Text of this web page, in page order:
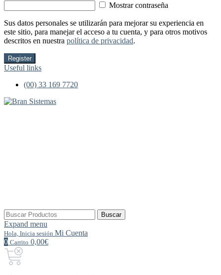
Mostrar contraseña
Sus datos personales se utilizarán para mejorar su experiencia en
este sitio, para manejar el acceso a tu cuenta, y para otros motivos
descritos en nuestra política de privacidad.
Register
Useful links
(00) 33 169 7720
Buscar
por:
Buscar
Expand menu
Hola, Inicia sesión Mi Cuenta
0 Carrito 0,00€